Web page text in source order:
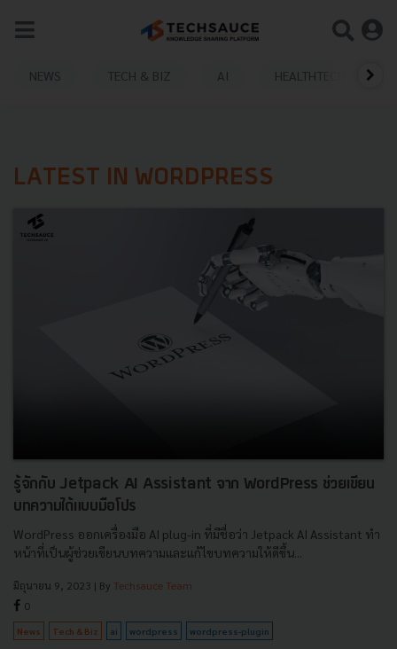
NEWS TECH & BIZ AI HEALTHTECH
LATEST IN WORDPRESS
รู้จักกับ Jetpack AI Assistant จาก WordPress ช่วยเขียน
บทความได้แบบมือโปร
WordPress ออกเครื่องมือ AI plug-in ที่มีชื่อว่า Jetpack AI Assistant ทำ
หน้าที่เป็นผู้ช่วยเขียนบทความและแก้ไขบทความให้ดีขึ้น...
มิถุนายน 9, 2023 | By Techsauce Team
0
News Tech & Biz ai wordpress wordpress-plugin